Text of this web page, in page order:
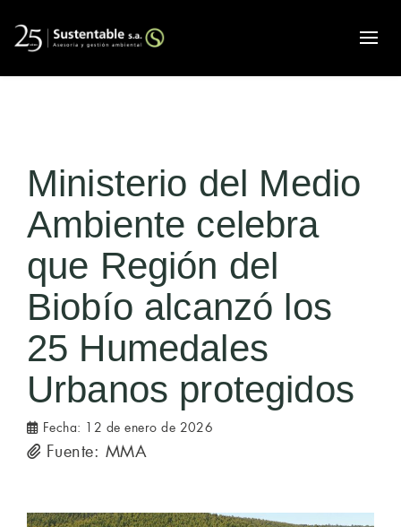
Ministerio del Medio
Ambiente celebra
que Región del
Biobío alcanzó los
25 Humedales
Urbanos protegidos
Fecha: 12 de enero de 2026
Fuente: MMA